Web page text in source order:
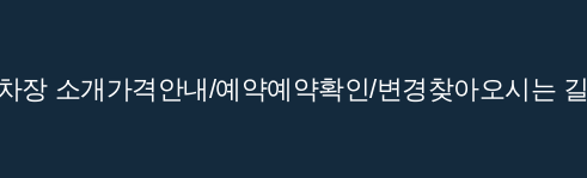
장 소개가격안내/예약예약확인/변경찾아오시는 길